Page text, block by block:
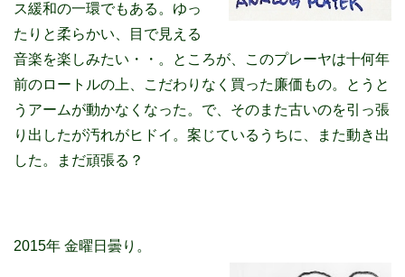
ス緩和の一環でもある。ゆっ
たりと柔らかい、目で見える
音楽を楽しみたい・・。ところが、このプレーヤは十何年
前のロートルの上、こだわりなく買った廉価もの。とうと
うアームが動かなくなった。で、そのまた古いのを引っ張
り出したが汚れがヒドイ。案じているうちに、また動き出
した。まだ頑張る？
2015年 金曜日曇り。